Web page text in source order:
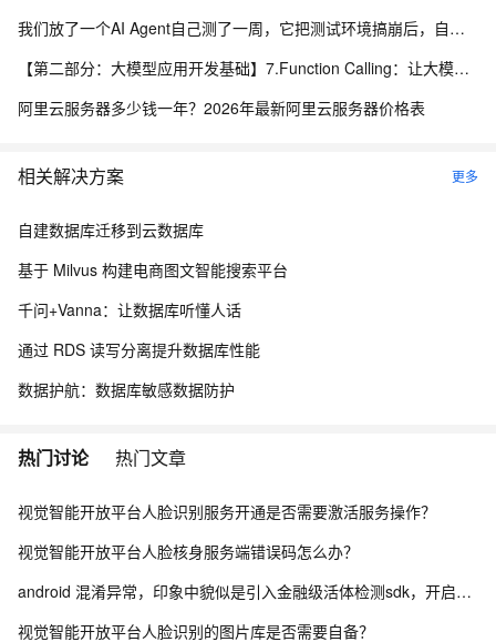
我们放了一个AI Agent自己测了一周，它把测试环境搞崩后，自己写了复盘报告申请了运维权限
【第二部分：大模型应用开发基础】7.Function Calling：让大模型调用真实程序能力
阿里云服务器多少钱一年？2026年最新阿里云服务器价格表
相关解决方案 更多
自建数据库迁移到云数据库
基于 Milvus 构建电商图文智能搜索平台
千问+Vanna：让数据库听懂人话
通过 RDS 读写分离提升数据库性能
数据护航：数据库敏感数据防护
热门讨论 热门文章
视觉智能开放平台人脸识别服务开通是否需要激活服务操作？
视觉智能开放平台人脸核身服务端错误码怎么办？
android 混淆异常，印象中貌似是引入金融级活体检测sdk，开启混淆后编译就报错
视觉智能开放平台人脸识别的图片库是否需要自备？